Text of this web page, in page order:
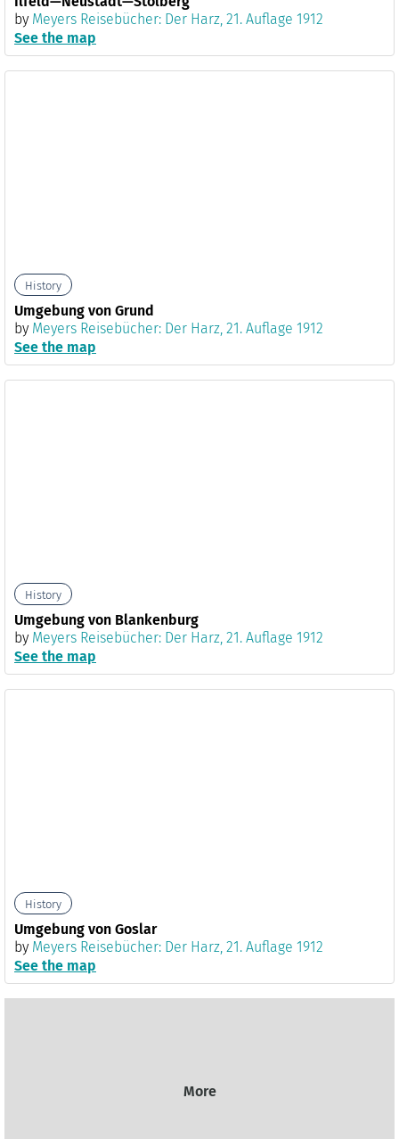
by Meyers Reisebücher: Der Harz, 21. Auflage 1912
See the map
History
Umgebung von Grund
by Meyers Reisebücher: Der Harz, 21. Auflage 1912
See the map
History
Umgebung von Blankenburg
by Meyers Reisebücher: Der Harz, 21. Auflage 1912
See the map
History
Umgebung von Goslar
by Meyers Reisebücher: Der Harz, 21. Auflage 1912
See the map
More